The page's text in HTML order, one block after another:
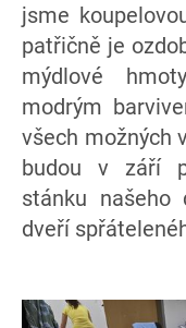
jsme
patřičně je
mýdlové
modrým
všech možných
budou v září
stánku našeho
dveří